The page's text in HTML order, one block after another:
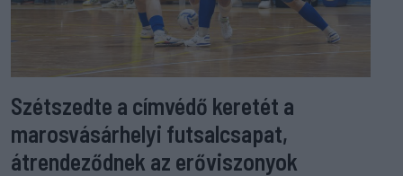
Szétszedte a címvédő keretét a
marosvásárhelyi futsalcsapat,
átrendeződnek az erőviszonyok